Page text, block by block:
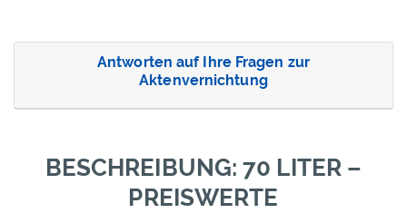
Antworten auf Ihre Fragen zur
Aktenvernichtung
BESCHREIBUNG: 70 LITER –
PREISWERTE